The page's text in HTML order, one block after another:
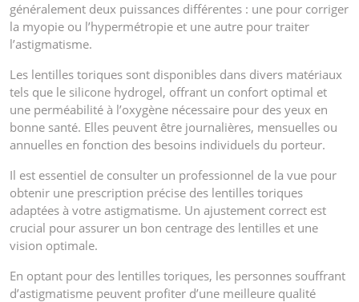
généralement deux puissances différentes : une pour corriger
la myopie ou l’hypermétropie et une autre pour traiter
l’astigmatisme.
Les lentilles toriques sont disponibles dans divers matériaux
tels que le silicone hydrogel, offrant un confort optimal et
une perméabilité à l’oxygène nécessaire pour des yeux en
bonne santé. Elles peuvent être journalières, mensuelles ou
annuelles en fonction des besoins individuels du porteur.
Il est essentiel de consulter un professionnel de la vue pour
obtenir une prescription précise des lentilles toriques
adaptées à votre astigmatisme. Un ajustement correct est
crucial pour assurer un bon centrage des lentilles et une
vision optimale.
En optant pour des lentilles toriques, les personnes souffrant
d’astigmatisme peuvent profiter d’une meilleure qualité